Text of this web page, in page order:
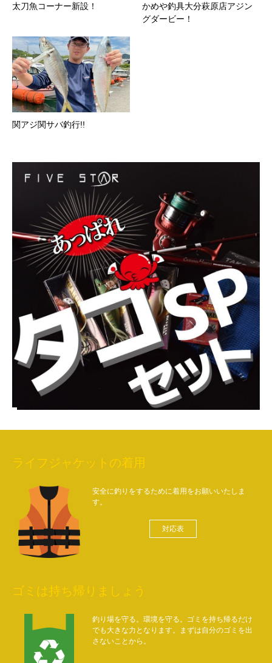
太刀魚コーナー新設！
かめや釣具大分萩原店アジン
グダービー！
関アジ関サバ釣行!!
ライフジャケットの着用
安全に釣りをするために着用をお願いいたしま
す。
対応表
ゴミは持ち帰りましょう
釣り場を守る。環境を守る。ゴミを持ち帰るだけ
でも大きな力となります。まずは自分のゴミを出
さないことから。